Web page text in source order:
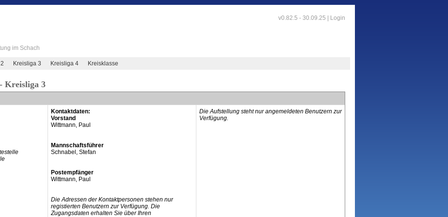
v0.82.5 - 30.09.25 | Login
im Schach
Kreisliga 3 Kreisliga 4 Kreisklasse
Kreisliga 3
Kontaktdaten:
Vorstand
Wittmann, Paul
Mannschaftsführer
Schnabel, Stefan
Postempfänger
Wittmann, Paul
Die Adressen der Kontaktpersonen stehen nur
registierten Benutzern zur Verfügung. Die
Zugangsdaten erhalten Sie über Ihren
Die Aufstellung steht nur angemeldeten Benutzern zur
Verfügung.